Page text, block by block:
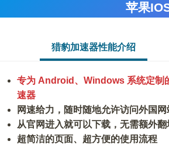
苹果
猎豹加速器性能介绍
专为 Android、Windows 系统定制
速器
网速给力，随时随地允许访问外国网
从官网进入就可以下载，无需额外翻
超简洁的页面、超方便的使用流程